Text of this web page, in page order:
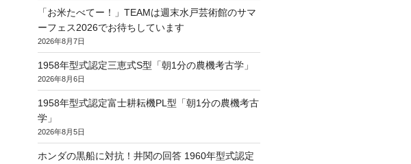
「お米たべてー！」TEAMは週末水戸芸術館のサマ
ーフェス2026でお待ちしています
2026年8月7日
1958年型式認定三恵式S型「朝1分の農機考古学」
2026年8月6日
1958年型式認定富士耕耘機PL型「朝1分の農機考古
学」
2026年8月5日
ホンダの黒船に対抗！井関の回答 1960年型式認定